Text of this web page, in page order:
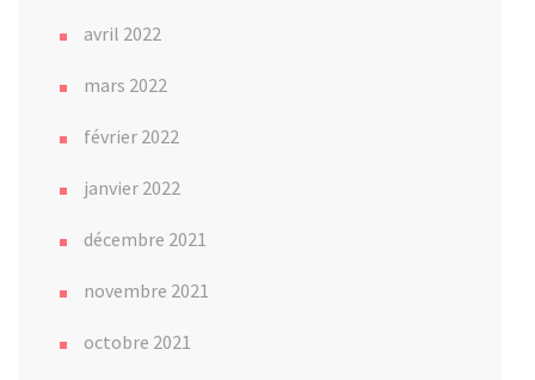
avril 2022
mars 2022
février 2022
janvier 2022
décembre 2021
novembre 2021
octobre 2021